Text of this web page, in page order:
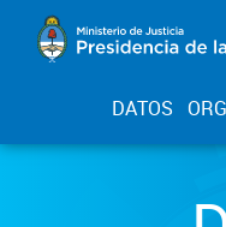
DATOS